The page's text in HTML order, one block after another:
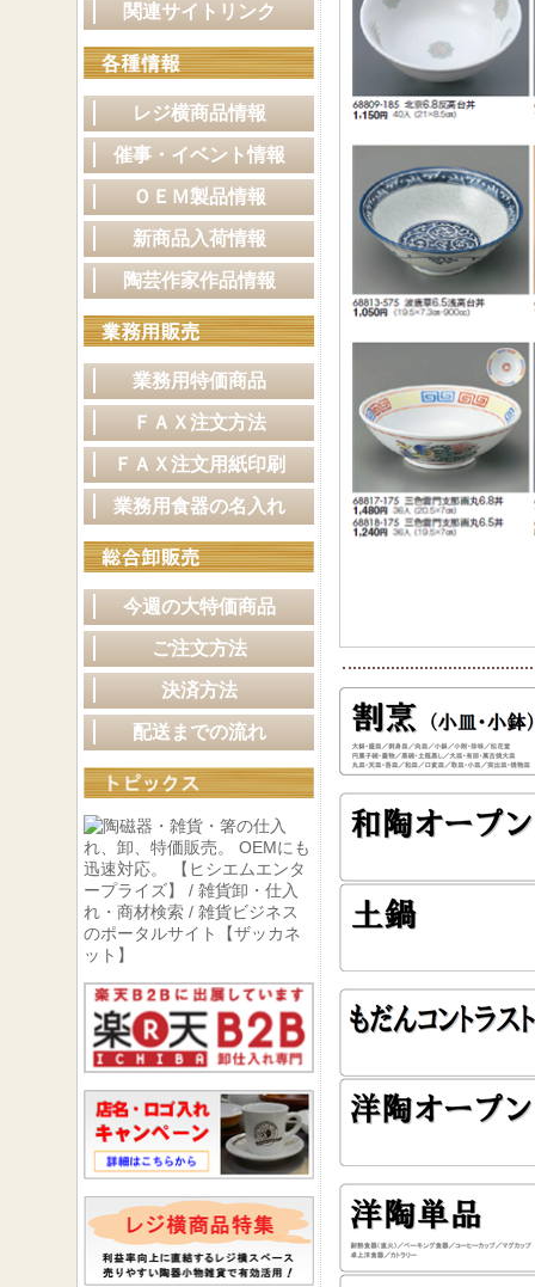
関連サイトリンク
レジ横商品情報
催事・イベント情報
ＯＥＭ製品情報
新商品入荷情報
陶芸作家作品情報
業務用特価商品
ＦＡＸ注文方法
ＦＡＸ注文用紙印刷
業務用食器の名入れ
今週の大特価商品
ご注文方法
決済方法
配送までの流れ